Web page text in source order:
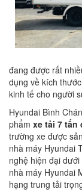
đang được rất
dụng về kích
kinh tế cho người
Hyundai Bình
phẩm xe tải 7 tấn
trường xe được
nhà máy Hyundai
nghệ hiện đại
nhà máy Hyundai
hạng trung tải